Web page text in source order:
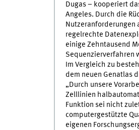
Dugas – kooperiert
Angeles. Durch die
Nutzeranforderungen
regelrechte
einige Zehntausend
Sequenzierverfahren
Im Vergleich zu
dem neuen Genatlas
„Durch unsere
Zelllinien
Funktion sei nicht
computergestützte
eigenen